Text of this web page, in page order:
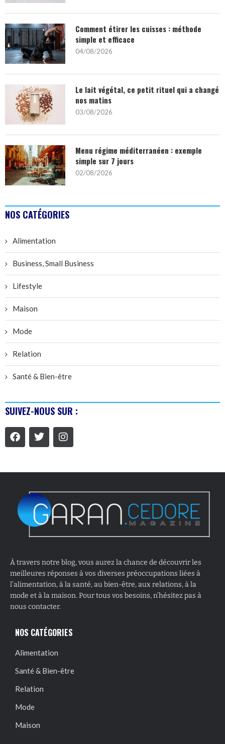
Comment étirer les cuisses : méthode
simple et efficace
04/08/2026
Le lait végétal, ce petit rituel qui a changé
nos matins
03/08/2026
Menu régime méditerranéen : exemple
simple sur 7 jours
02/08/2026
NOS CATÉGORIES
Alimentation
Business, Small Business
Lifestyle
Maison
Mode
Relation
Santé & Bien-être
SUIVEZ-NOUS SUR :
À travers notre blog, vous aurez la chance de découvrir les
meilleures réponses à vos diverses préoccupations liées à
l’alimentation, à la santé, au bien-être, aux relations, à la
mode et à la maison. Pour tous vos besoins, n’hésitez pas à
nous contacter.
NOS CATÉGORIES
Alimentation
Santé & Bien-être
Relation
Mode
Maison